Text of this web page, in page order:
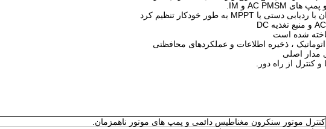
کنترل موتور سنکرون مغناطیس دائمی و پمپ های موتور ناهمزمان.